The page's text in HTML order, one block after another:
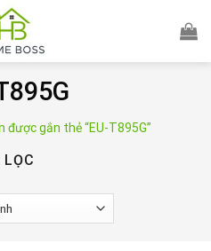
được gắn thẻ “EU-T895G”
LỌC